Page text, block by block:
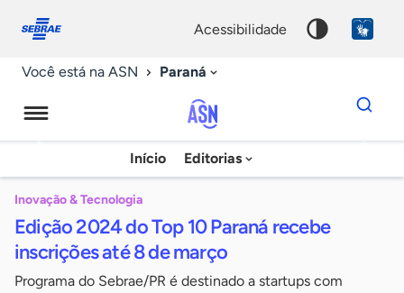
conosco
acessibilidade
Você está na ASN Paraná
Agência
Sebrae
Notícias
Início Editorias
Dados
para
chave
Inovação & Tecnologia
Edição 2024 do Top 10 Paraná recebe
inscrições até 8 de março
Programa do Sebrae/PR é destinado a startups com